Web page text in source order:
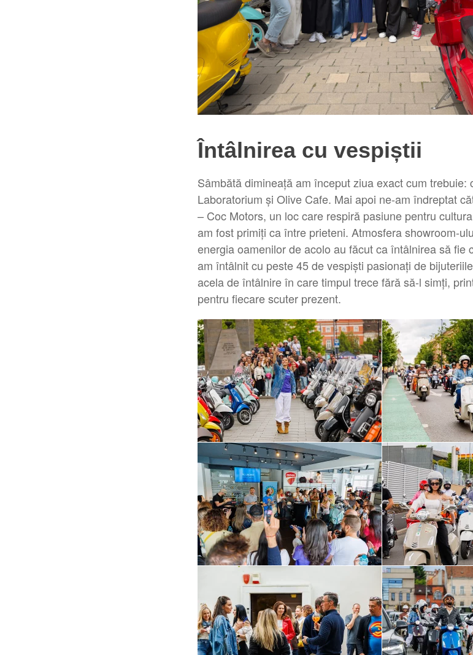
Întâlnirea cu vespiștii
Sâmbătă dimineață am început ziua exact cum trebuie:
Laboratorium și Olive Cafe. Mai apoi ne-am îndreptat
– Coc Motors, un loc care respiră pasiune pentru
am fost primiți ca între prieteni. Atmosfera showroom-
energia oamenilor de acolo au făcut ca întâlnirea să fie
am întâlnit cu peste 45 de vespiști pasionați de
acela de întâlnire în care timpul trece fără să-l simți,
pentru fiecare scuter prezent.